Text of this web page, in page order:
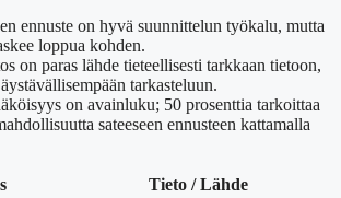
ennuste on hyvä suunnittelun työkalu, mutta
loppua kohden.
on paras lähde tieteellisesti tarkkaan tietoon,
tarkasteluun.
on avainluku; 50 prosenttia tarkoittaa
sateeseen ennusteen kattamalla
Tieto / Lähde